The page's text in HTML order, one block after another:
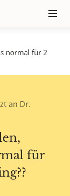
≡
normal für 2
an Dr.
für